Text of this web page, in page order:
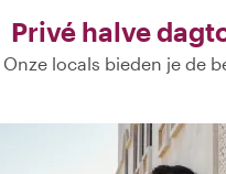
Privé halve
Onze locals bieden je de